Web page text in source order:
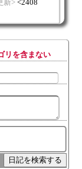
新
2408
リを含まない